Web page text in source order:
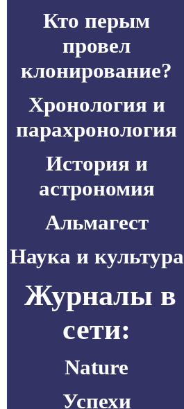
Кто перым
провел
клонирование?
Хронология и
парахронология
История и
астрономия
Альмагест
Наука и культура
Журналы в
сети:
Nature
Успехи